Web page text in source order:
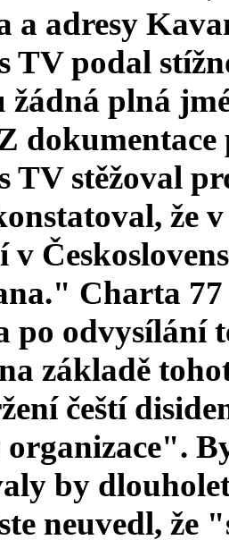
a adresy
TV podal
žádná plná
TV stěžoval
že
v
Charta
po odvysílání
základě
čeští
by
neuvedl, že